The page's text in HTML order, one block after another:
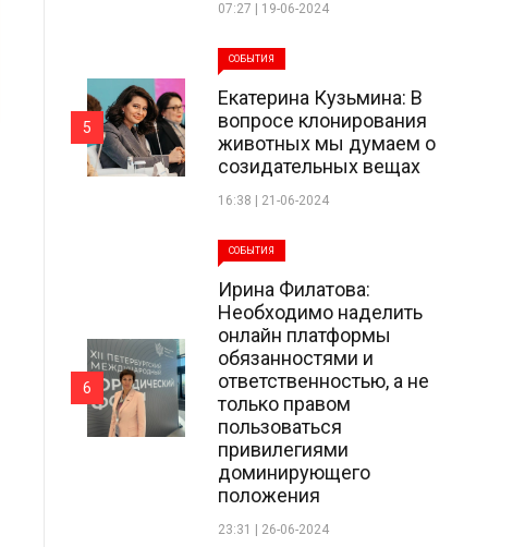
07:27 | 19-06-2024
СОБЫТИЯ
Екатерина Кузьмина: В
вопросе клонирования
животных мы думаем о
созидательных вещах
16:38 | 21-06-2024
5
СОБЫТИЯ
Ирина Филатова:
Необходимо наделить
онлайн платформы
обязанностями и
ответственностью, а не
только правом
пользоваться
привилегиями
доминирующего
положения
23:31 | 26-06-2024
6